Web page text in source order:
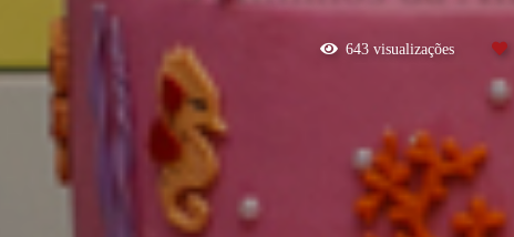
643visualizações